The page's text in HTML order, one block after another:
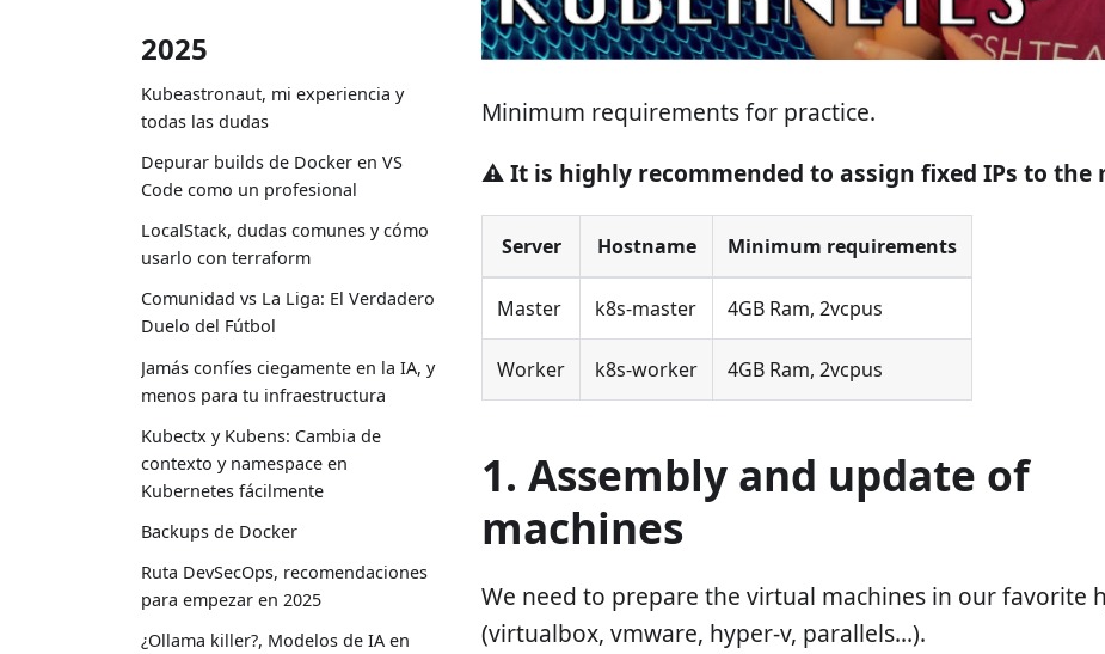
2025
Kubeastronaut, mi experiencia y
todas las dudas
Depurar builds de Docker en VS
Code como un profesional
LocalStack, dudas comunes y cómo
usarlo con terraform
Comunidad vs La Liga: El Verdadero
Duelo del Fútbol
Jamás confíes ciegamente en la IA, y
menos para tu infraestructura
Kubectx y Kubens: Cambia de
contexto y namespace en
Kubernetes fácilmente
Backups de Docker
Ruta DevSecOps, recomendaciones
para empezar en 2025
¿Ollama killer?, Modelos de IA en
Minimum requirements for practice.
⚠️ It is highly recommended to assign fixed IPs to the
Server Hostname Minimum requirements
Master k8s-master 4GB Ram, 2vcpus
Worker k8s-worker 4GB Ram, 2vcpus
1. Assembly and update of
machines
We need to prepare the virtual machines in our favorite
(virtualbox, vmware, hyper-v, parallels...).